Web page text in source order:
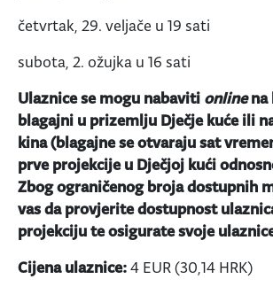
četvrtak, 29. veljače u 19 sati
subota, 2. ožujka u 16 sati
Ulaznice se mogu nabaviti onlinena
blagajni u prizemlju Dječje kuće ili
kina (blagajne se otvaraju sat
prve projekcije u Dječjoj kući
Zbog ograničenog broja dostupnih
vas da provjerite dostupnost
projekciju te osigurate svoje
Cijena ulaznice:4 EUR (30,14 HRK)